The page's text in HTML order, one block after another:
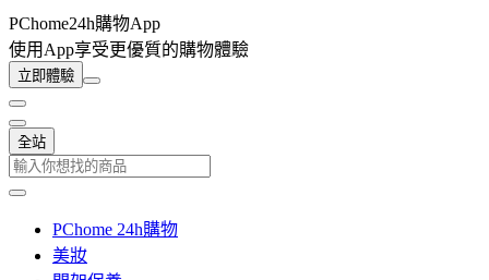
PChome24h購物App
使用App享受更優質的購物體驗
立即體驗
全站
PChome 24h購物
美妝